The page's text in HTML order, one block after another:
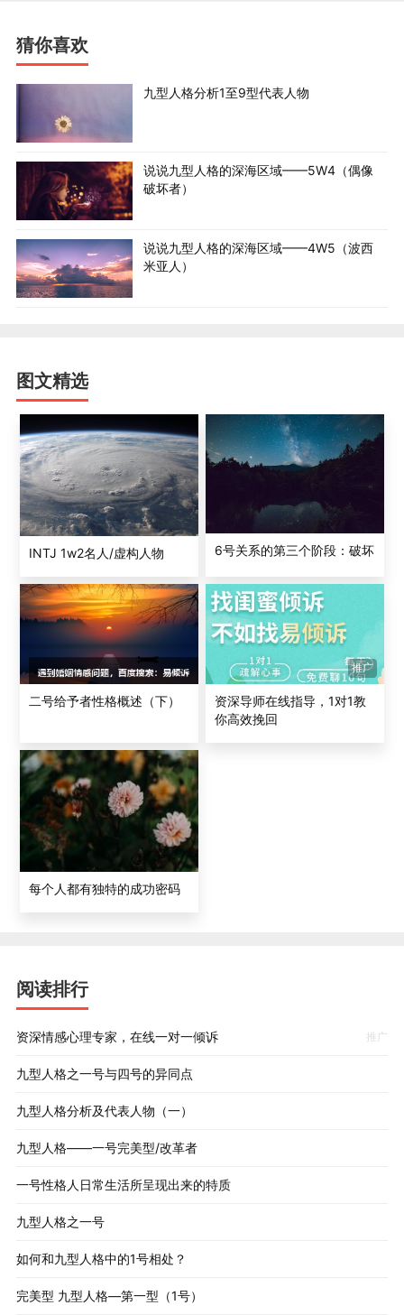
猜你喜欢
九型人格分析1至9型代表人物
说说九型人格的深海区域——5W4（偶像
破坏者）
说说九型人格的深海区域——4W5（波西
米亚人）
图文精选
INTJ 1w2名人/虚构人物 6号关系的第三个阶段：破坏
二号给予者性格概述（下）
推广
资深导师在线指导，1对1教
你高效挽回
每个人都有独特的成功密码
阅读排行
资深情感心理专家，在线一对一倾诉 推广
九型人格之一号与四号的异同点
九型人格分析及代表人物（一）
九型人格——一号完美型/改革者
一号性格人日常生活所呈现出来的特质
九型人格之一号
如何和九型人格中的1号相处？
完美型 九型人格—第一型（1号）